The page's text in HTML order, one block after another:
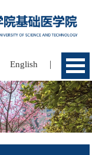
English |